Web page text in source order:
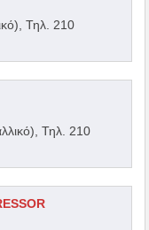
Τηλ. 210
Τηλ. 210